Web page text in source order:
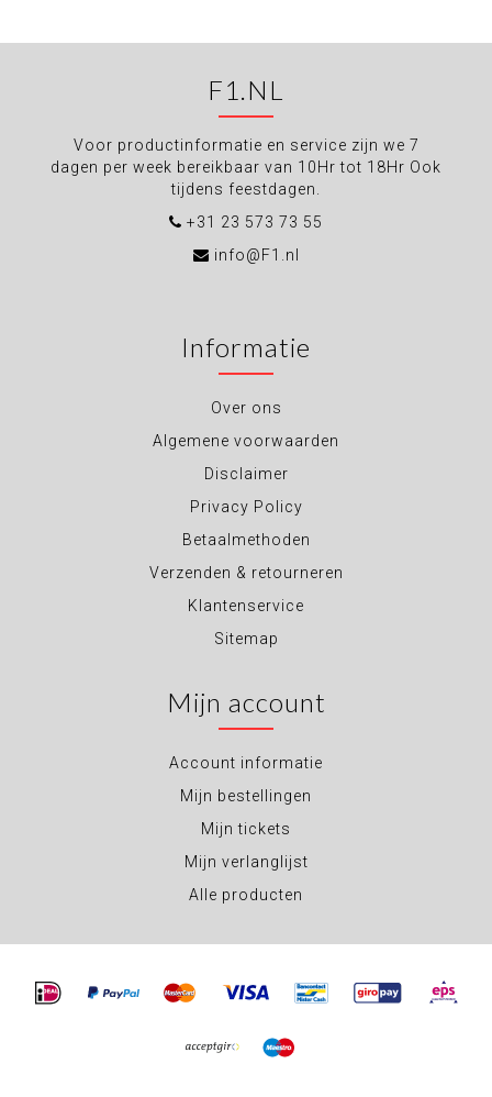
F1.NL
Voor productinformatie en service zijn we 7
dagen per week bereikbaar van 10Hr tot 18Hr Ook
tijdens feestdagen.
+31 23 573 73 55
info@F1.nl
Informatie
Over ons
Algemene voorwaarden
Disclaimer
Privacy Policy
Betaalmethoden
Verzenden & retourneren
Klantenservice
Sitemap
Mijn account
Account informatie
Mijn bestellingen
Mijn tickets
Mijn verlanglijst
Alle producten